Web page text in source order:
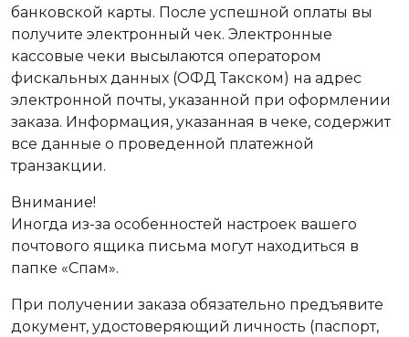
банковской карты. После успешной оплаты вы
получите электронный чек. Электронные
кассовые чеки высылаются оператором
фискальных данных (ОФД Такском) на адрес
электронной почты, указанной при оформлении
заказа. Информация, указанная в чеке, содержит
все данные о проведенной платежной
транзакции.
Внимание!
Иногда из-за особенностей настроек вашего
почтового ящика письма могут находиться в
папке «Спам».
При получении заказа обязательно предъявите
документ, удостоверяющий личность (паспорт,